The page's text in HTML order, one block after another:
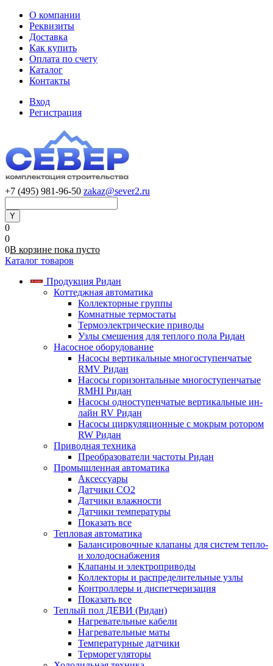
О компании
Реквизиты
Доставка
Как купить
Оплата по счету
Каталог
Контакты
Вход
Регистрация
+7 (495) 981-96-50 zakaz@sever2.ru
0
0
0В корзине пока пусто
Каталог товаров
Продукция Ридан
Коттеджная автоматика
Коллекторные группы
Комнатные термостаты
Термоэлектрические приводы
Узлы смешения для теплого пола Ридан
Насосное оборудование
Насосы вертикальные многоступенчатые
RMV Ридан
Насосы горизонтальные многоступенчатые
RMHI Ридан
Насосы одноступенчатые вертикальные ин-
лайн RV Ридан
Насосы циркуляционные с мокрым ротором
RW Ридан
Приводная техника
Преобразователи частоты Ридан
Промышленная автоматика
Аксессуары
Датчики CO2
Датчики влажности
Датчики температуры
Показать все
Тепловая автоматика
Балансировочные клапаны для систем тепло-
и холодоснабжения
Клапаны и электроприводы
Коллекторы и распределительные узлы
Контроллеры и диспетчеризация
Показать все
Теплый пол ДЕВИ (Ридан)
Нагревательные кабели
Нагревательные маты
Температурные датчики
Терморегуляторы